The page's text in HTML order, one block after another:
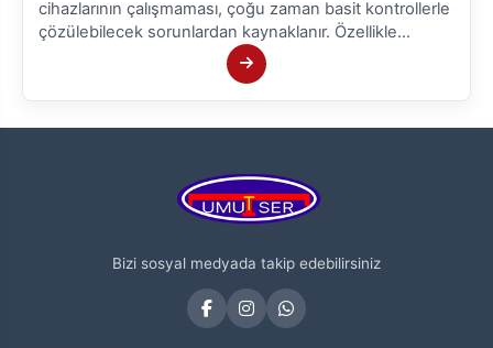
cihazlarının çalışmaması, çoğu zaman basit kontrollerle
çözülebilecek sorunlardan kaynaklanır. Özellikle
elektrikle çalışan modellerde problem genellikle
bağlantı hatalarından veya güç kaynağından
kaynaklanır.
Bizi sosyal medyada takip edebilirsiniz